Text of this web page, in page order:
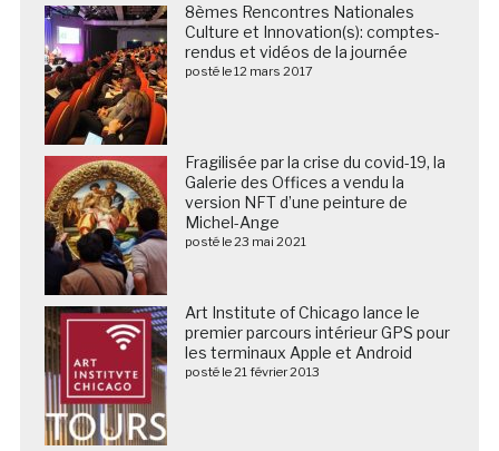
8èmes Rencontres Nationales
Culture et Innovation(s): comptes-
rendus et vidéos de la journée
posté le 12 mars 2017
Fragilisée par la crise du covid-19, la
Galerie des Offices a vendu la
version NFT d’une peinture de
Michel-Ange
posté le 23 mai 2021
Art Institute of Chicago lance le
premier parcours intérieur GPS pour
les terminaux Apple et Android
posté le 21 février 2013